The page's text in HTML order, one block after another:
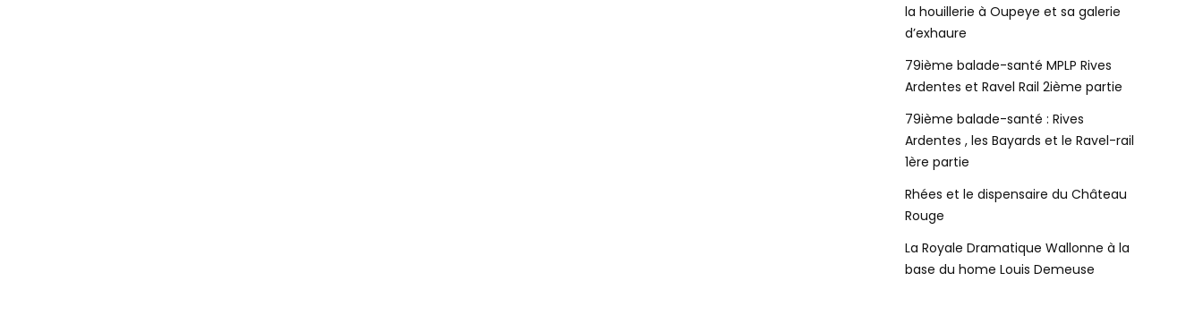
la houillerie à Oupeye et sa galerie
d’exhaure
79ième balade-santé MPLP Rives
Ardentes et Ravel Rail 2ième partie
79ième balade-santé : Rives
Ardentes , les Bayards et le Ravel-rail
1ère partie
Rhées et le dispensaire du Château
Rouge
La Royale Dramatique Wallonne à la
base du home Louis Demeuse